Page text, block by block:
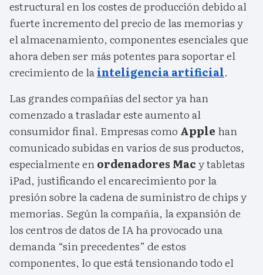
estructural en los costes de producción debido al
fuerte incremento del precio de las memorias y
el almacenamiento, componentes esenciales que
ahora deben ser más potentes para soportar el
crecimiento de lainteligencia artificial.
Las grandes compañías del sector ya han
comenzado a trasladar este aumento al
consumidor final. Empresas como Apple han
comunicado subidas en varios de sus productos,
especialmente enordenadores Macy tabletas
iPad, justificando el encarecimiento por la
presión sobre la cadena de suministro de chips y
memorias. Según la compañía, la expansión de
los centros de datos de IA ha provocado una
demanda “sin precedentes” de estos
componentes, lo que está tensionando todo el